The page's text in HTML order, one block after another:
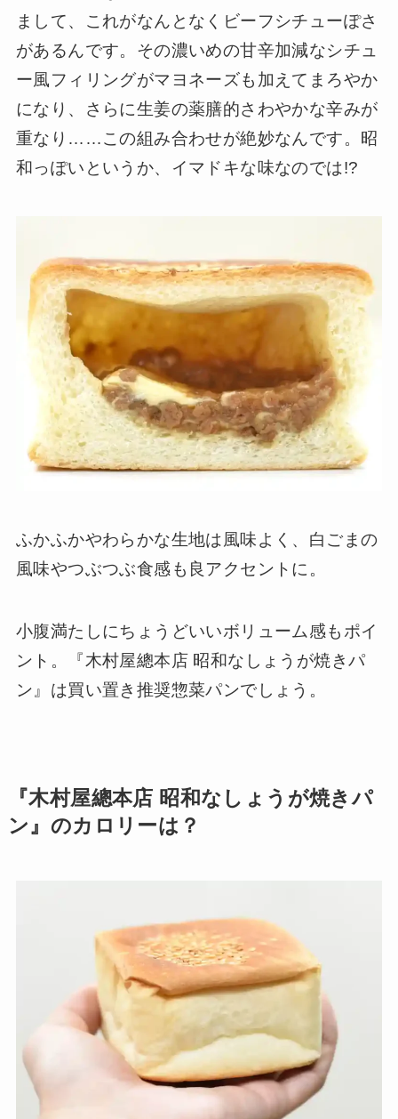
まして、これがなんとなくビーフシチューぽさ
があるんです。その濃いめの甘辛加減なシチュ
ー風フィリングがマヨネーズも加えてまろやか
になり、さらに生姜の薬膳的さわやかな辛みが
重なり……この組み合わせが絶妙なんです。昭
和っぽいというか、イマドキな味なのでは!?
ふかふかやわらかな生地は風味よく、白ごまの
風味やつぶつぶ食感も良アクセントに。
小腹満たしにちょうどいいボリューム感もポイ
ント。『木村屋總本店 昭和なしょうが焼きパ
ン』は買い置き推奨惣菜パンでしょう。
『木村屋總本店 昭和なしょうが焼きパ
ン』のカロリーは？